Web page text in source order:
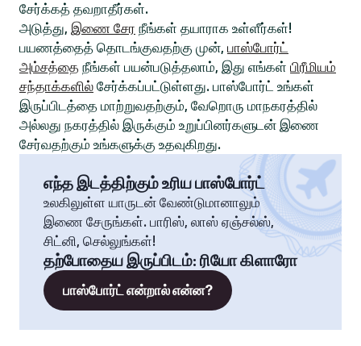
சேர்க்கத் தவறாதீர்கள்.
அடுத்து, இணை சேர நீங்கள் தயாராக உள்ளீர்கள்!
பயணத்தைத் தொடங்குவதற்கு முன், பாஸ்போர்ட்
அம்சத்தை நீங்கள் பயன்படுத்தலாம், இது எங்கள் பிரீமியம்
சந்தாக்களில் சேர்க்கப்பட்டுள்ளது. பாஸ்போர்ட் உங்கள்
இருப்பிடத்தை மாற்றுவதற்கும், வேறொரு மாநகரத்தில்
அல்லது நகரத்தில் இருக்கும் உறுப்பினர்களுடன் இணை
சேர்வதற்கும் உங்களுக்கு உதவுகிறது.
எந்த இடத்திற்கும் உரிய பாஸ்போர்ட்
உலகிலுள்ள யாருடன் வேண்டுமானாலும்
இணை சேருங்கள். பாரிஸ், லாஸ் ஏஞ்சல்ஸ்,
சிட்னி, செல்லுங்கள்!
தற்போதைய இருப்பிடம்: ரியோ கிளாரோ
பாஸ்போர்ட் என்றால் என்ன?